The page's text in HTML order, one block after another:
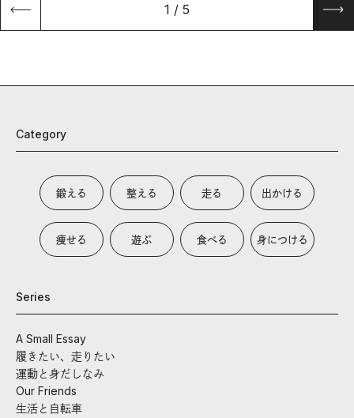
1 / 5
Category
鍛える 整える 走る 出かける
痩せる 遊ぶ 食べる 身につける
Series
A Small Essay
履きたい、走りたい
運動と身だしなみ
Our Friends
生活と自転車